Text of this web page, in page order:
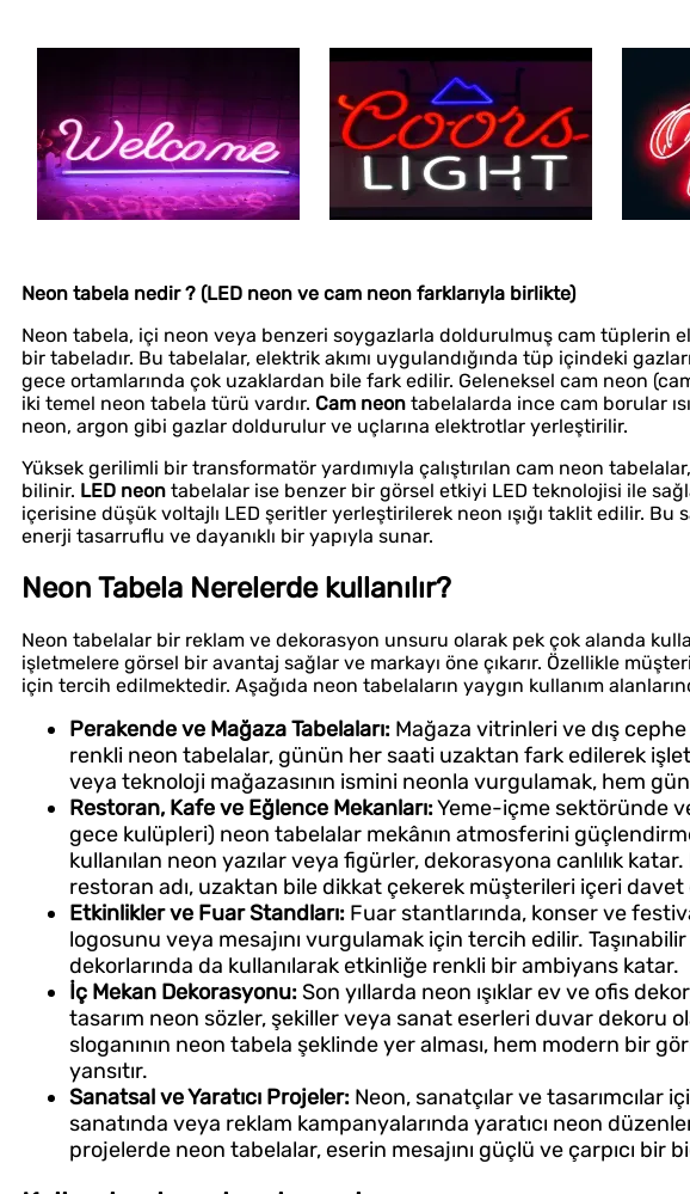
Neon tabela nedir ? (LED neon ve cam neon farklarıyla birlikte)
Neon tabela, içi neon veya benzeri soygazlarla doldurulmuş cam tüplerin
bir tabeladır. Bu tabelalar, elektrik akımı uygulandığında tüp içindeki
gece ortamlarında çok uzaklardan bile fark edilir. Geleneksel cam neon
iki temel neon tabela türü vardır. Cam neon tabelalarda ince cam borular
neon, argon gibi gazlar doldurulur ve uçlarına elektrotlar yerleştirilir.
Yüksek gerilimli bir transformatör yardımıyla çalıştırılan cam neon
bilinir. LED neon tabelalar ise benzer bir görsel etkiyi LED teknolojisi ile
içerisine düşük voltajlı LED şeritler yerleştirilerek neon ışığı taklit edilir. Bu
enerji tasarruflu ve dayanıklı bir yapıyla sunar.
Neon Tabela Nerelerde kullanılır?
Neon tabelalar bir reklam ve dekorasyon unsuru olarak pek çok alanda
işletmelere görsel bir avantaj sağlar ve markayı öne çıkarır. Özellikle
için tercih edilmektedir. Aşağıda neon tabelaların yaygın kullanım
Perakende ve Mağaza Tabelaları: Mağaza vitrinleri ve dış cephe
renkli neon tabelalar, günün her saati uzaktan fark edilerek
veya teknoloji mağazasının ismini neonla vurgulamak, hem
Restoran, Kafe ve Eğlence Mekanları:Yeme-içme sektöründe
gece kulüpleri) neon tabelalar mekânın atmosferini
kullanılan neon yazılar veya figürler, dekorasyona canlılık katar.
restoran adı, uzaktan bile dikkat çekerek müşterileri içeri davet
Etkinlikler ve Fuar Standları: Fuar stantlarında, konser ve
logosunu veya mesajını vurgulamak için tercih edilir.
dekorlarında da kullanılarak etkinliğe renkli bir ambiyans katar.
İç Mekan Dekorasyonu:Son yıllarda neon ışıklar ev ve ofis
tasarım neon sözler, şekiller veya sanat eserleri duvar dekoru
sloganının neon tabela şeklinde yer alması, hem modern bir
yansıtır.
Sanatsal ve Yaratıcı Projeler: Neon, sanatçılar ve tasarımcılar
sanatında veya reklam kampanyalarında yaratıcı neon
projelerde neon tabelalar, eserin mesajını güçlü ve çarpıcı bir